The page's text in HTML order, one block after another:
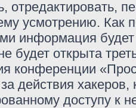
отредактировать,
усмотрению. Как
информация
будет открыта
конференции
действия
доступу к